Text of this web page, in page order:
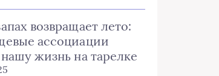
возвращает лето:
ассоциации
жизнь на тарелке